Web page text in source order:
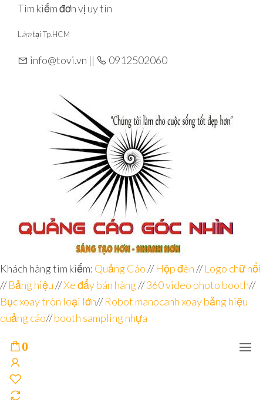
Skip
content
Tìm kiếm đơn vị uy tín
L àmtại Tp.HCM
info@tovi.vn || 0912502060
Đơn vị
chuyên
sâu – 8
năm
kinh
nghiệm
Góc
Nhìn
Agency –
nhà sản
xuất
POSM,
Quầy
Sampling,
Booth
trưng
bày, tủ
trưng
bày… tại
Tp.Hồ
Khách hàng tìm kiếm: Quảng Cáo//Hộp đèn//Logo chữ nổi
//Bảng hiệu//Xe đẩy bán hàng//360 video photo booth//
Bục xoay tròn loại lớn//Robot manocanh xoay bảng hiệu
quảng cáo//booth sampling nhựa
0